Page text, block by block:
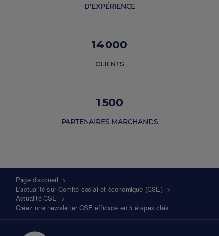
D'EXPÉRIENCE
14 000
CLIENTS
1 500
PARTENAIRES MARCHANDS
Fil
d'Ariane
Page d'accueil >
L'actualité sur Comité social et économique (CSE)>
Actualité CSE >
Créez une newsletter CSE efficace en 5 étapes clés